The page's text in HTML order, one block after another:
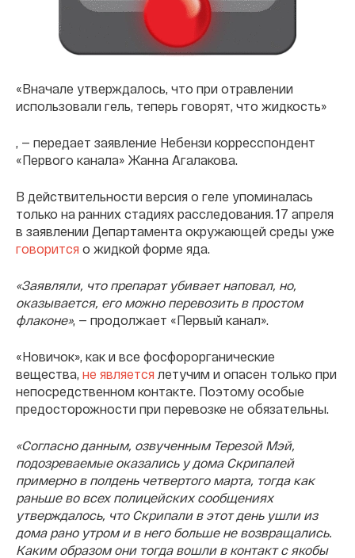
«Вначале утверждалось, что при отравлении
использовали гель, теперь говорят, что жидкость»
, — передает заявление Небензи корресспондент
«Первого канала» Жанна Агалакова.
В действительности версия о геле упоминалась
только на ранних стадиях расследования. 17 апреля
в заявлении Департамента окружающей среды уже
говорится о жидкой форме яда.
«Заявляли, что препарат убивает наповал, но,
оказывается, его можно перевозить в простом
флаконе», — продолжает «Первый канал».
«Новичок», как и все фосфорорганические
вещества, не является летучим и опасен только при
непосредственном контакте. Поэтому особые
предосторожности при перевозке не обязательны.
«Согласно данным, озвученным Терезой Мэй,
подозреваемые оказались у дома Скрипалей
примерно в полдень четвертого марта, тогда как
раньше во всех полицейских сообщениях
утверждалось, что Скрипали в этот день ушли из
дома рано утром и в него больше не возвращались.
Каким образом они тогда вошли в контакт с якобы